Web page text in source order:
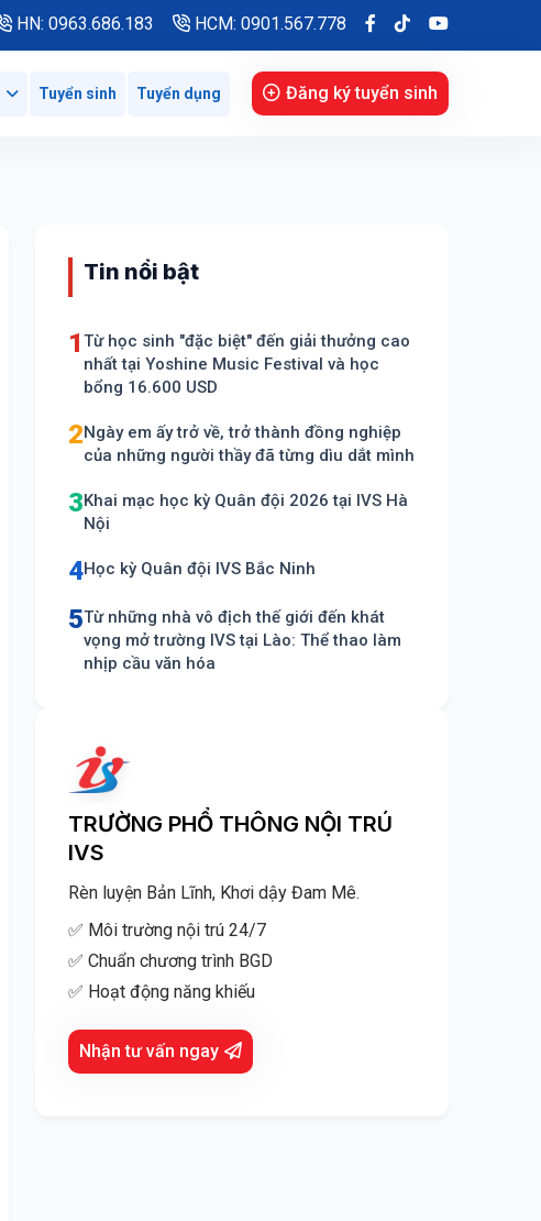
HN: 0963.686.183 HCM: 0901.567.778
Tuyển sinh Tuyển dụng Đăng ký tuyển sinh
Tin nổi bật
1 Từ học sinh "đặc biệt" đến giải thưởng cao
nhất tại Yoshine Music Festival và học
bổng 16.600 USD
2Ngày em ấy trở về, trở thành đồng nghiệp
của những người thầy đã từng dìu dắt mình
3Khai mạc học kỳ Quân đội 2026 tại IVS Hà
Nội
4Học kỳ Quân đội IVS Bắc Ninh
5Từ những nhà vô địch thế giới đến khát
vọng mở trường IVS tại Lào: Thể thao làm
nhịp cầu văn hóa
TRƯỜNG PHỔ THÔNG NỘI TRÚ
IVS
Rèn luyện Bản Lĩnh, Khơi dậy Đam Mê.
✅ Môi trường nội trú 24/7
✅ Chuẩn chương trình BGD
✅ Hoạt động năng khiếu
Nhận tư vấn ngay